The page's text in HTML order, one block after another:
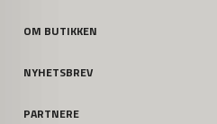
OM BUTIKKEN
NYHETSBREV
PARTNERE